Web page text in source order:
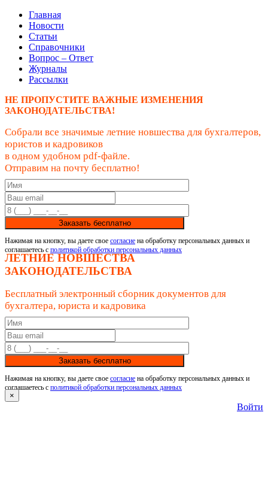
Главная
Новости
Статьи
Справочники
Вопрос – Ответ
Журналы
Рассылки
НЕ ПРОПУСТИТЕ ВАЖНЫЕ ИЗМЕНЕНИЯ
ЗАКОНОДАТЕЛЬСТВА!
Собрали все значимые летние новшества для бухгалтеров,
юристов и кадровиков
в одном удобном pdf-файле.
Отправим на почту бесплатно!
Заказать бесплатно
Нажимая на кнопку, вы даете свое согласие на обработку персональных данных и
соглашаетесь с политикой обработки персональных данных
ЛЕТНИЕ НОВШЕСТВА
ЗАКОНОДАТЕЛЬСТВА
Бесплатный электронный сборник документов для
бухгалтера, юриста и кадровика
Заказать бесплатно
Нажимая на кнопку, вы даете свое согласие на обработку персональных данных и
соглашаетесь с политикой обработки персональных данных
×
Войти